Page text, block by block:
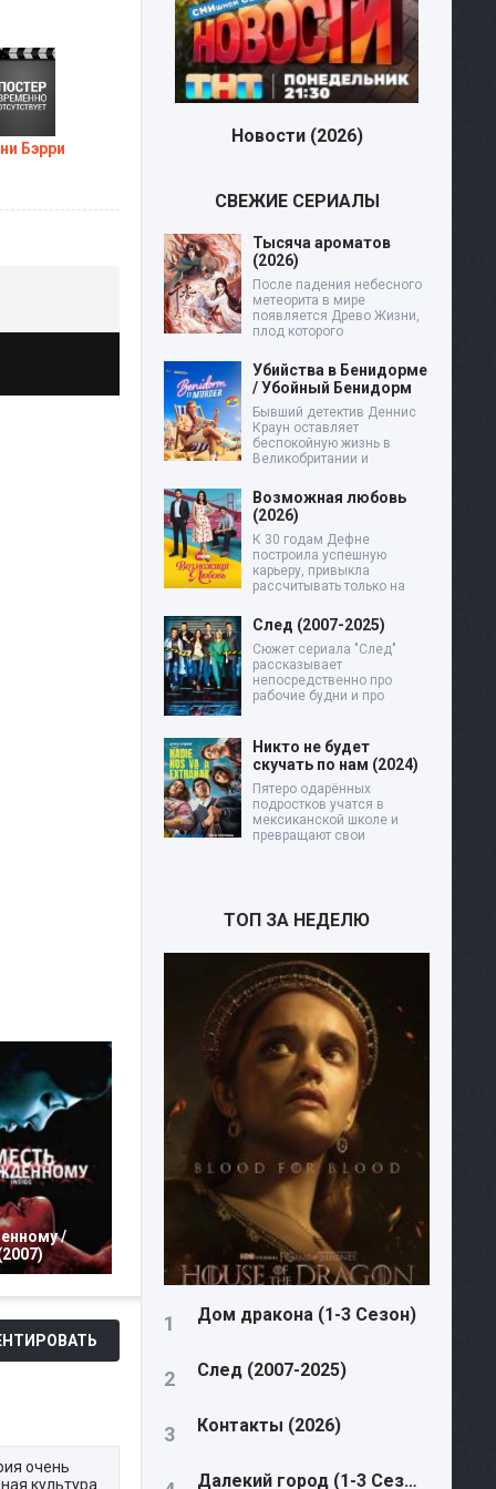
Бэрри
/
очень
культура
Новости (2026)
СВЕЖИЕ СЕРИАЛЫ
Тысяча ароматов
(2026)
После падения небесного
метеорита в мире
появляется Древо Жизни,
плод которого
Убийства в Бенидорме
/ Убойный Бенидорм
Бывший детектив Деннис
Краун оставляет
беспокойную жизнь в
Великобритании и
Возможная любовь
(2026)
К 30 годам Дефне
построила успешную
карьеру, привыкла
рассчитывать только на
След (2007-2025)
Сюжет сериала "След"
рассказывает
непосредственно про
рабочие будни и про
Никто не будет
скучать по нам (2024)
Пятеро одарённых
подростков учатся в
мексиканской школе и
превращают свои
ТОП ЗА НЕДЕЛЮ
Дом дракона (1-3 Сезон)
След (2007-2025)
Контакты (2026)
Далекий город (1-3 Сезон)